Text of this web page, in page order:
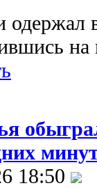
одержал
на
18:50